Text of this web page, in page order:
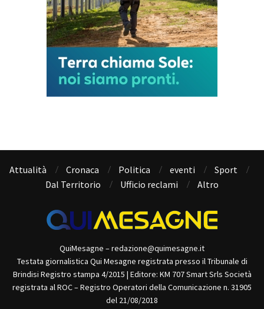
Attualità Cronaca Politica eventi
Sport
Dal Territorio
Ufficio reclami Altro
QuiMesagne – redazione@quimesagne.it
Testata giornalistica Qui Mesagne registrata presso il Tribunale di
Brindisi Registro stampa 4/2015 | Editore: KM 707 Smart Srls Società
registrata al ROC – Registro Operatori della Comunicazione n. 31905
del 21/08/2018